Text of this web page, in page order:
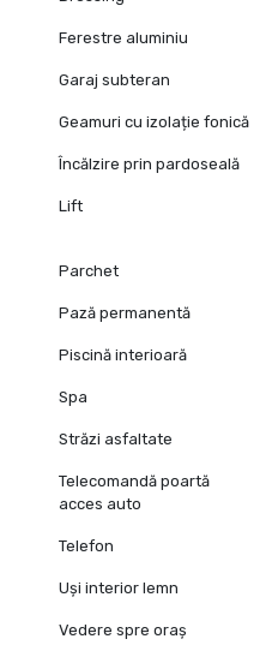
Ferestre aluminiu
Garaj subteran
Geamuri cu izolație fonică
Încălzire prin pardoseală
Lift
Parchet
Pază permanentă
Piscină interioară
Spa
Străzi asfaltate
Telecomandă poartă
acces auto
Telefon
Uși interior lemn
Vedere spre oraș